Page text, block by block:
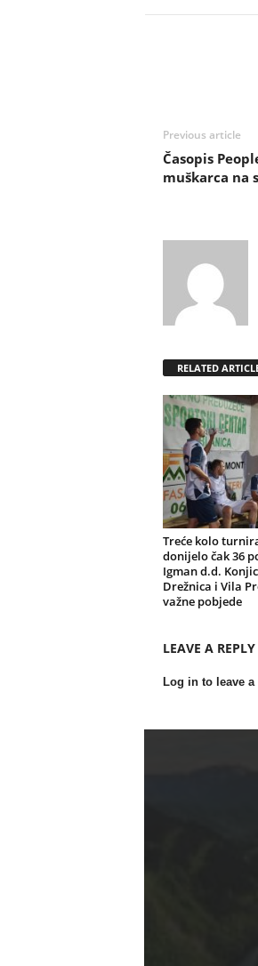
Previous article
Časopis
muškarca na
RELATED
Treće kolo
donijelo čak 36
Igman d.d.
Drežnica i Vila
važne pobjede
LEAVE A REPLY
Log in to leave